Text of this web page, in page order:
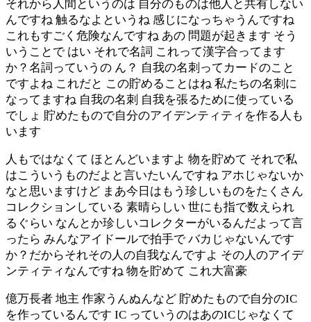
それから人間というのは 自分のものは他人と共有しない
んですね 触るなよというね 感じになっちゃうんですね
これもすごく危険なんですね あの 問題が起きます そう
いうことで はい それで名詞 これって漢字合ってます
か？名詞っていうの ん？ 自我の名刺ってカードのこと
ですよね これだと この貯めることはね 私たちの名刺に
なってますね 自我の名刺 自我を張るために使っている
でしょ 貯めたもので自分のアイデンティティを作る人も
います
人もではなくて ほとんどいますよ 物を貯めて それで私
はこういうものだよと言いたいんですね アホじゃないか
なと思いますけど まあ今日はもう珍しいものをたくさん
コレクションしている 素晴らしい 世にも指で数えられ
るぐらい なんとか珍しいコレクターがいるんだよって言
ったら みんなアイドールで拍手で バカじゃないんです
か？だからそれその人の自我なんですよ その人のアイデ
ンティティなんですね 物を貯めて これ大富豪
億万長者 地主 作家うんぬんなど 貯めたもので自分のIC
を作っているんです IC っていうのはあのICじゃなくて